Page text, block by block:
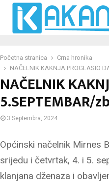
Početna stranica
Crna hronika
NAČELNIK KAKNJA PROGLASIO
NAČELNIK
5.SEPTEMBAR/
3 Septembra, 2024
Općinski načelnik Mirnes
srijedu i četvrtak, 4. i 5.
klanjana dženaza i